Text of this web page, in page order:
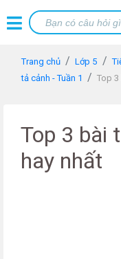
Trang chủ Lớp 5
tả cảnh - Tuần 1
Top
Top 3 bài
hay nhất